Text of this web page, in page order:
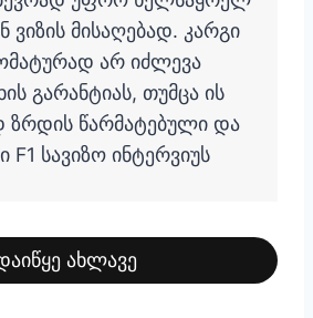
ვიზის მისაღებად. კარგი
არ იძლევა
გარანტიას, თუმცა ის
ზრდის წარმატებული და
სავიზო ინტერვიუს
ახლავე